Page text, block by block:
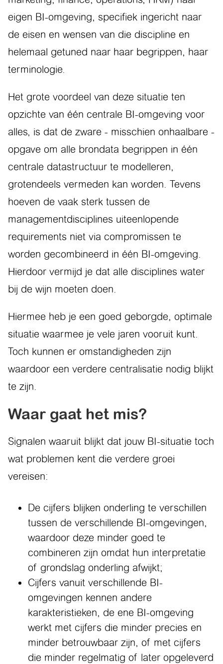
eigen BI-omgeving, specifiek ingericht naar
de eisen en wensen van die discipline en
helemaal getuned naar haar begrippen, haar
terminologie.
Het grote voordeel van deze situatie ten
opzichte van één centrale BI-omgeving voor
alles, is dat de zware - misschien onhaalbare -
opgave om alle brondata begrippen in één
centrale datastructuur te modelleren,
grotendeels vermeden kan worden. Tevens
hoeven de vaak sterk tussen de
managementdisciplines uiteenlopende
requirements niet via compromissen te
worden gecombineerd in één BI-omgeving.
Hierdoor vermijd je dat alle disciplines water
bij de wijn moeten doen.
Hiermee heb je een goed geborgde, optimale
situatie waarmee je vele jaren vooruit kunt.
Toch kunnen er omstandigheden zijn
waardoor een verdere centralisatie nodig blijkt
te zijn.
Waar gaat het mis?
Signalen waaruit blijkt dat jouw BI-situatie toch
wat problemen kent die verdere groei
vereisen:
De cijfers blijken onderling te verschillen
tussen de verschillende BI-omgevingen,
waardoor deze minder goed te
combineren zijn omdat hun interpretatie
of grondslag onderling afwijkt;
Cijfers vanuit verschillende BI-
omgevingen kennen andere
karakteristieken, de ene BI-omgeving
werkt met cijfers die minder precies en
minder betrouwbaar zijn, of met cijfers
die minder regelmatig of later opgeleverd